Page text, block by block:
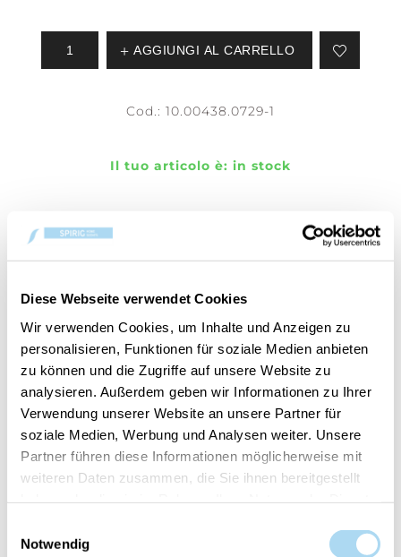
Diese Webseite verwendet Cookies
Wir verwenden Cookies, um Inhalte und Anzeigen zu
personalisieren, Funktionen für soziale Medien anbieten
zu können und die Zugriffe auf unsere Website zu
analysieren. Außerdem geben wir Informationen zu Ihrer
Verwendung unserer Website an unsere Partner für
soziale Medien, Werbung und Analysen weiter. Unsere
Partner führen diese Informationen möglicherweise mit
weiteren Daten zusammen, die Sie ihnen bereitgestellt
Notwendig
AGGIUNGI AL CARRELLO
Cod.: 10.00438.0729-1
Il tuo articolo è: in stock
PANORAMICA
DETTAGLI PRODOTTO
VALUTAZIONI
CONTATTA
Snow Kissed Pine
Note di aria fresca e cristallina, lavanda ghiacciata
catturare la bellezza gelida di un viaggio invernale